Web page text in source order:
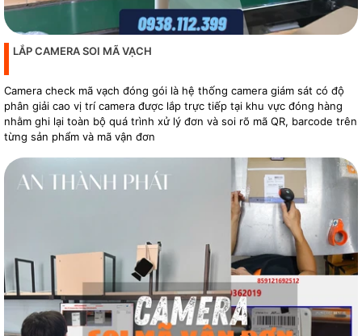
LẮP CAMERA SOI MÃ VẠCH
Camera check mã vạch đóng gói là hệ thống camera giám sát có độ
phân giải cao vị trí camera được lắp trực tiếp tại khu vực đóng hàng
nhằm ghi lại toàn bộ quá trình xử lý đơn và soi rõ mã QR, barcode trên
từng sản phẩm và mã vận đơn